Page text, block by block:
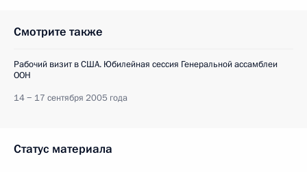
Смотрите также
Рабочий визит в США. Юбилейная сессия Генеральной ассамблеи
ООН
14 − 17 сентября 2005 года
Статус материала